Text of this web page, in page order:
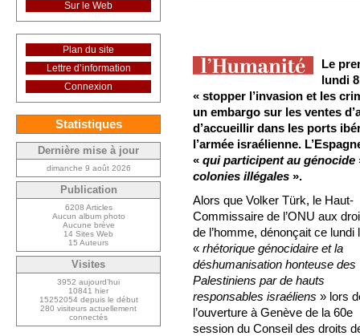
Le
lundi
« stopper l’invasion et les
un embargo sur les ventes
d’accueillir dans les ports
l’armée israélienne.
« qui participent au génocide
colonies illégales ».
Alors que Volker Türk, le Haut-
Commissaire de l’ONU aux
de l’homme, dénonçait ce lundi
« rhétorique génocidaire et la
déshumanisation honteuse des
Palestiniens par de hauts
responsables israéliens » lors
l’ouverture à Genève de la 60e
session du Conseil des droits
Sur le Web
Plan du site
Lettre d’information
Connexion
Statistiques
Dernière mise à jour
dimanche 9 août 2026
Publication
6208 Articles
Aucun album photo
Aucune brève
14 Sites Web
15 Auteurs
Visites
3952 aujourd’hui
10841 hier
15252054 depuis le début
280 visiteurs actuellement
connectés